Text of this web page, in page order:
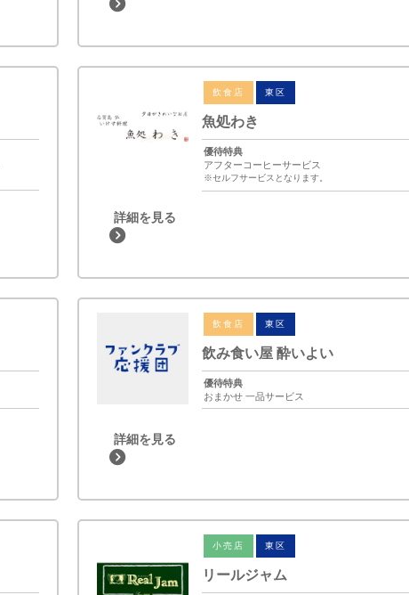
飲食店 東区
魚処わき
優待特典
アフターコーヒーサービス
※セルフサービスとなります。
詳細を見る
飲食店 東区
飲み食い屋 酔いよい
優待特典
おまかせ 一品サービス
詳細を見る
小売店 東区
リールジャム